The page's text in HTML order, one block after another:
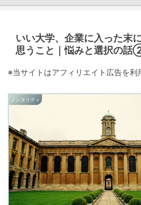
いい大学、企業に入った末
思うこと｜悩みと選択の
※当サイトはアフィリエイト広告を利
メンタリティ